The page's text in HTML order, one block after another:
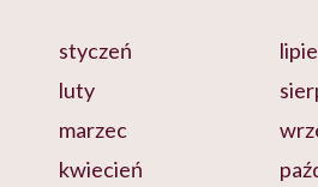
styczeń
luty
marzec
kwiecień